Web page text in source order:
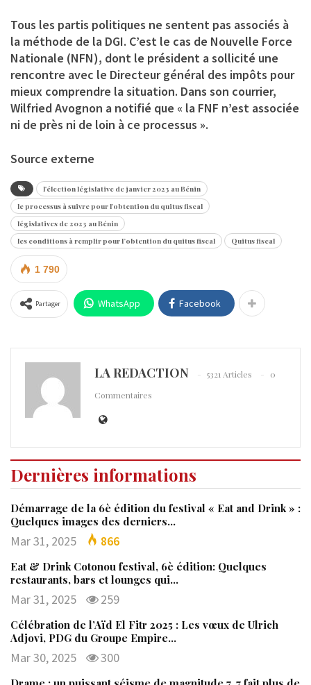
Tous les partis politiques ne sentent pas associés à
la méthode de la DGI. C’est le cas de Nouvelle Force
Nationale (NFN), dont le président a sollicité une
rencontre avec le Directeur général des impôts pour
mieux comprendre la situation. Dans son courrier,
Wilfried Avognon a notifié que « la FNF n’est associée
ni de près ni de loin à ce processus ».
Source externe
l'élection législative de janvier 2023 au Bénin
le processus à suivre pour l'obtention du quitus fiscal
législatives de 2023 au Bénin
les conditions à remplir pour l’obtention du quitus fiscal
Quitus fiscal
1 790
Partager WhatsApp Facebook
LA REDACTION 5321 Articles
0
Commentaires
Dernières informations
Démarrage de la 6è édition du festival « Eat and Drink » :
Quelques images des derniers…
Mar 31, 2025 866
Eat & Drink Cotonou festival, 6è édition: Quelques
restaurants, bars et lounges qui…
Mar 31, 2025 259
Célébration de l’Aïd El Fitr 2025 : Les vœux de Ulrich
Adjovi, PDG du Groupe Empire…
Mar 30, 2025 300